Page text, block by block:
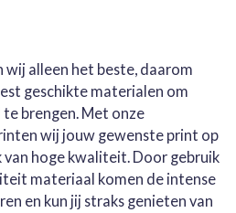
alleen het beste, daarom
geschikte materialen om
brengen. Met onze
wij jouw gewenste print op
hoge kwaliteit. Door gebruik
materiaal komen de intense
en kun jij straks genieten van